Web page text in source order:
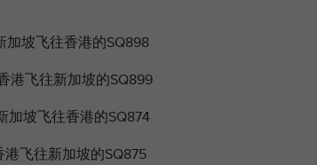
坡飞往香港的SQ898
飞往新加坡的SQ899
坡飞往香港的SQ874
飞往新加坡的SQ875